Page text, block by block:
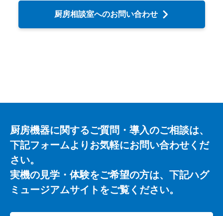
厨房相談室へのお問い合わせ
厨房機器に関するご質問・導入のご相談は、
下記フォームよりお気軽にお問い合わせくだ
さい。
実機の見学・体験をご希望の方は、下記ハグ
ミュージアムサイトをご覧ください。